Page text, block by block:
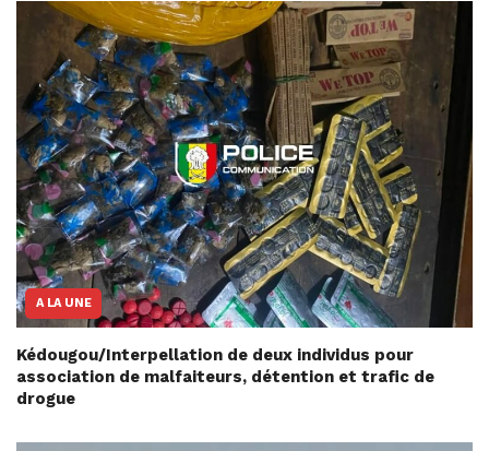
A LA UNE
Kédougou/Interpellation de deux individus pour
association de malfaiteurs, détention et trafic de
drogue